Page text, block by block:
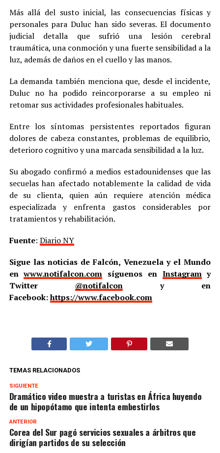
Más allá del susto inicial, las consecuencias físicas y
personales para Duluc han sido severas. El documento
judicial detalla que sufrió una lesión cerebral
traumática, una conmoción y una fuerte sensibilidad a la
luz, además de daños en el cuello y las manos.
La demanda también menciona que, desde el incidente,
Duluc no ha podido reincorporarse a su empleo ni
retomar sus actividades profesionales habituales.
Entre los síntomas persistentes reportados figuran
dolores de cabeza constantes, problemas de equilibrio,
deterioro cognitivo y una marcada sensibilidad a la luz.
Su abogado confirmó a medios estadounidenses que las
secuelas han afectado notablemente la calidad de vida
de su clienta, quien aún requiere atención médica
especializada y enfrenta gastos considerables por
tratamientos y rehabilitación.
Fuente: Diario NY
Sigue las noticias de Falcón, Venezuela y el Mundo
enwww.notifalcon.com síguenos en Instagramy
Twitter @notifalcony en
Facebook:https://www.facebook.com
TEMAS RELACIONADOS
SIGUIENTE
Dramático video muestra a turistas en África huyendo
de un hipopótamo que intenta embestirlos
ANTERIOR
Corea del Sur pagó servicios sexuales a árbitros que
dirigían partidos de su selección